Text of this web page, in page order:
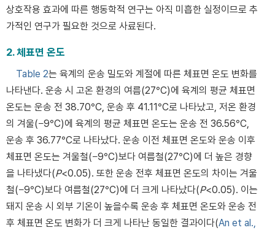
상호작용 효과에 따른 행동학적 연구는 아직 미흡한 실정이므로 추
가적인 연구가 필요한 것으로 사료된다.
2. 체표면 온도
Table 2는 육계의 운송 밀도와 계절에 따른 체표면 온도 변화를
나타낸다. 운송 시 고온 환경의 여름(27°C)에 육계의 평균 체표면
온도는 운송 전 38.70°C, 운송 후 41.11°C로 나타났고, 저온 환경
의 겨울(−9°C)에 육계의 평균 체표면 온도는 운송 전 36.56°C,
운송 후 36.77°C로 나타났다. 운송 이전 체표면 온도와 운송 이후
체표면 온도는 겨울철(−9°C)보다 여름철(27°C)에 더 높은 경향
을 나타냈다(P<0.05). 또한 운송 전후 체표면 온도의 차이는 겨울
철(−9°C)보다 여름철(27°C)에 더 크게 나타났다(P<0.05). 이는
돼지 운송 시 외부 기온이 높을수록 운송 후 체표면 온도와 운송 전
후 체표면 온도 변화가 더 크게 나타난 동일한 결과이다(An et al.,